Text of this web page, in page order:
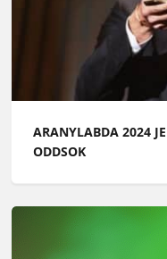
ARANYLABDA 2024
ODDSOK